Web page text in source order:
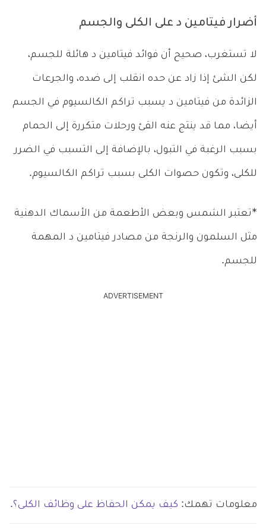
أضرار فيتامين د على الكلى والجسم
لا تستغرب، صحيح أن فوائد فيتامين د هائلة للجسم،
لكن الشئ إذا زاد عن حده انقلب إلى ضده، والجرعات
الزائدة من فيتامين د يسبب تراكم الكالسيوم في الجسم
أيضا، مما قد ينتج عنه القئ ورحلات متكررة إلى الحمام
بسبب الرغبة في التبول، بالإضافة إلى التسبب في الضرر
للكلى، وتكون حصوات الكلى بسبب تراكم الكالسيوم.
*تعتبر الشمس وبعض الأطعمة من الأسماك الدهنية
مثل السلمون والرنجة من مصادر فيتامين د المهمة
للجسم.
ADVERTISEMENT
معلومات تهمك: كيف يمكن الحفاظ على وظائف الكلى؟.